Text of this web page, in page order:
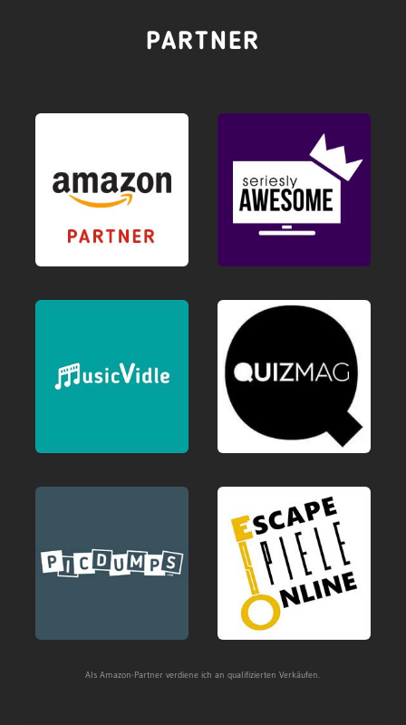
PARTNER
Als Amazon-Partner verdiene ich an qualifizierten Verkäufen.